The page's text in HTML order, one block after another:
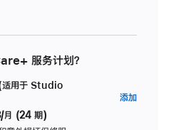
服务计划？
用于 Studio
月 (24 期)
添加